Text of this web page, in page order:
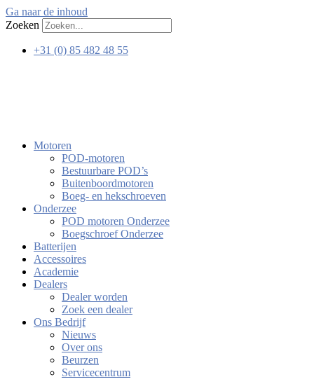
Ga naar de inhoud
Zoeken
+31 (0) 85 482 48 55
Motoren
POD-motoren
Bestuurbare POD’s
Buitenboordmotoren
Boeg- en hekschroeven
Onderzee
POD motoren Onderzee
Boegschroef Onderzee
Batterijen
Accessoires
Academie
Dealers
Dealer worden
Zoek een dealer
Ons Bedrijf
Nieuws
Over ons
Beurzen
Servicecentrum